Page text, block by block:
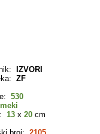
IZVORI
ZF
530
meki
13 x 20 cm